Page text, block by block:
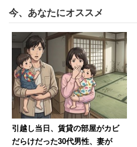
今、あなたにオススメ
引越し当日、賃貸の部屋がカビ
だらけだった30代男性、妻が